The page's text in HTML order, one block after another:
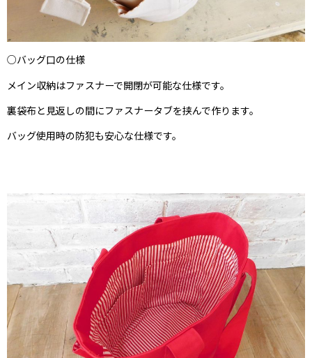
○バッグ口の仕様
メイン収納はファスナーで開閉が可能な仕様です。
裏袋布と見返しの間にファスナータブを挟んで作ります。
バッグ使用時の防犯も安心な仕様です。